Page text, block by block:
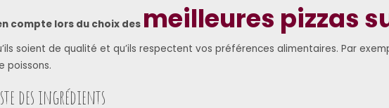
compte lors du choix des meilleures pizzas
soient de qualité et qu’ils respectent vos préférences alimentaires. Par
poissons.
des ingrédients